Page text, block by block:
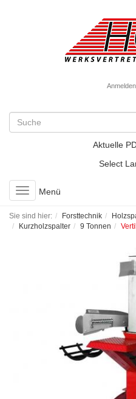
Anmelden
Aktuelle
Select
Toggle
navigation
Menü
Sie sind hier: Forsttechnik
Kurzholzspalter
9 Tonnen